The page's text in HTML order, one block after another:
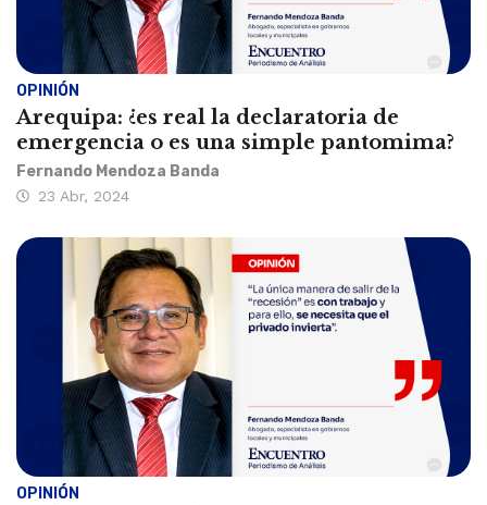
OPINIÓN
Arequipa: ¿es real la declaratoria de
emergencia o es una simple pantomima?
Fernando Mendoza Banda
23 Abr, 2024
OPINIÓN